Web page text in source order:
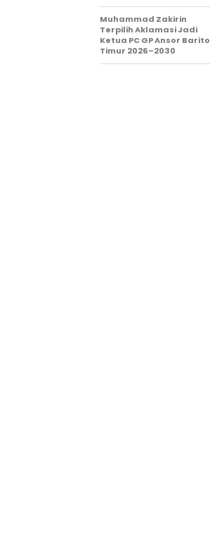
Muhammad Zakirin
Terpilih Aklamasi Jadi
Ketua PC GP Ansor Barito
Timur 2026–2030